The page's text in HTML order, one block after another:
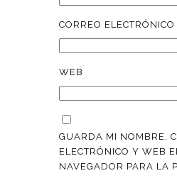
CORREO ELECTRÓNICO
WEB
GUARDA MI NOMBRE,
ELECTRÓNICO Y WEB
NAVEGADOR PARA LA